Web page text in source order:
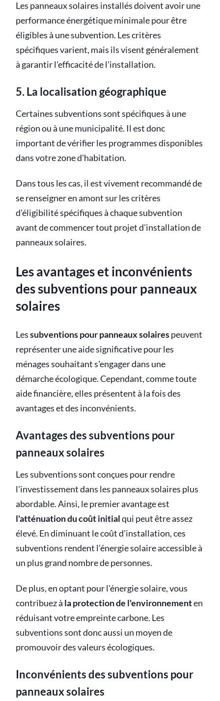
Les panneaux solaires installés doivent avoir une
performance énergétique minimale pour être
éligibles à une subvention. Les critères
spécifiques varient, mais ils visent généralement
à garantir l'efficacité de l'installation.
5. La localisation géographique
Certaines subventions sont spécifiques à une
région ou à une municipalité. Il est donc
important de vérifier les programmes disponibles
dans votre zone d'habitation.
Dans tous les cas, il est vivement recommandé de
se renseigner en amont sur les critères
d'éligibilité spécifiques à chaque subvention
avant de commencer tout projet d'installation de
panneaux solaires.
Les avantages et inconvénients
des subventions pour panneaux
solaires
Lessubventions pour panneaux solairespeuvent
représenter une aide significative pour les
ménages souhaitant s'engager dans une
démarche écologique. Cependant, comme toute
aide financière, elles présentent à la fois des
avantages et des inconvénients.
Avantages des subventions pour
panneaux solaires
Les subventions sont conçues pour rendre
l'investissement dans les panneaux solaires plus
abordable. Ainsi, le premier avantage est
l'atténuation du coût initialqui peut être assez
élevé. En diminuant le coût d'installation, ces
subventions rendent l'énergie solaire accessible à
un plus grand nombre de personnes.
De plus, en optant pour l'énergie solaire, vous
contribuez à la protection de l'environnementen
réduisant votre empreinte carbone. Les
subventions sont donc aussi un moyen de
promouvoir des valeurs écologiques.
Inconvénients des subventions pour
panneaux solaires